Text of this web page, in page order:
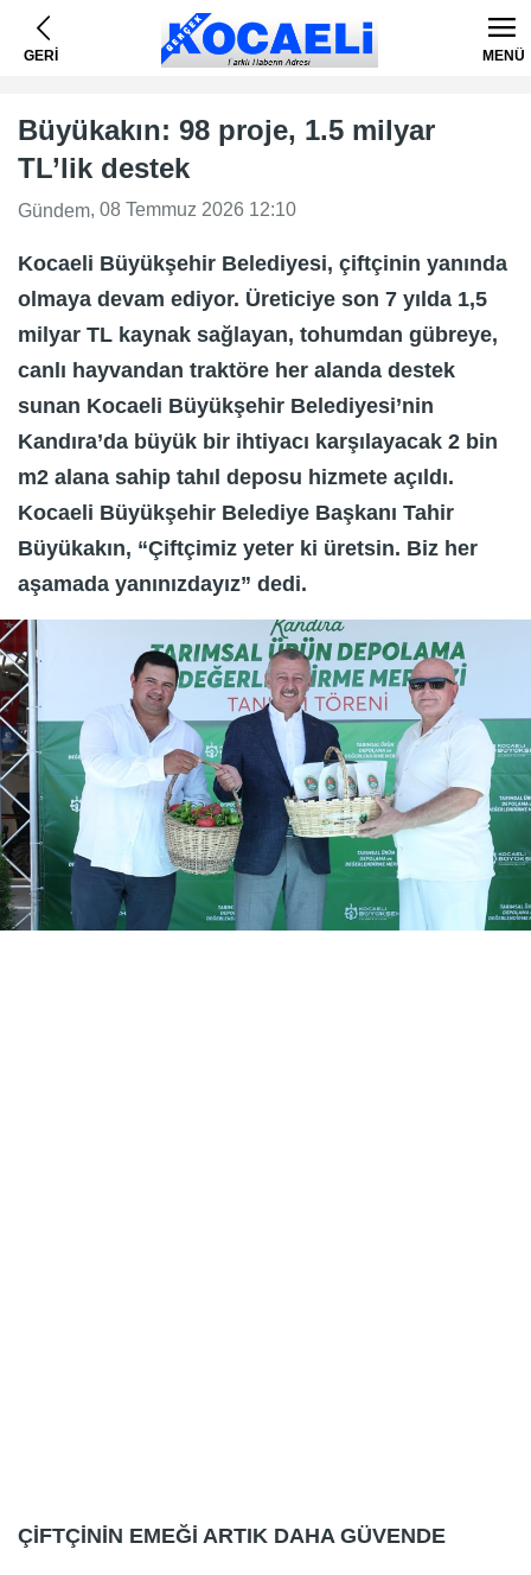
GERİ MENÜ
Büyükakın: 98 proje, 1.5 milyar
TL’lik destek
Gündem, 08 Temmuz 2026 12:10
Kocaeli Büyükşehir Belediyesi, çiftçinin yanında
olmaya devam ediyor. Üreticiye son 7 yılda 1,5
milyar TL kaynak sağlayan, tohumdan gübreye,
canlı hayvandan traktöre her alanda destek
sunan Kocaeli Büyükşehir Belediyesi’nin
Kandıra’da büyük bir ihtiyacı karşılayacak 2 bin
m2 alana sahip tahıl deposu hizmete açıldı.
Kocaeli Büyükşehir Belediye Başkanı Tahir
Büyükakın, “Çiftçimiz yeter ki üretsin. Biz her
aşamada yanınızdayız” dedi.
ÇİFTÇİNİN EMEĞİ ARTIK DAHA GÜVENDE